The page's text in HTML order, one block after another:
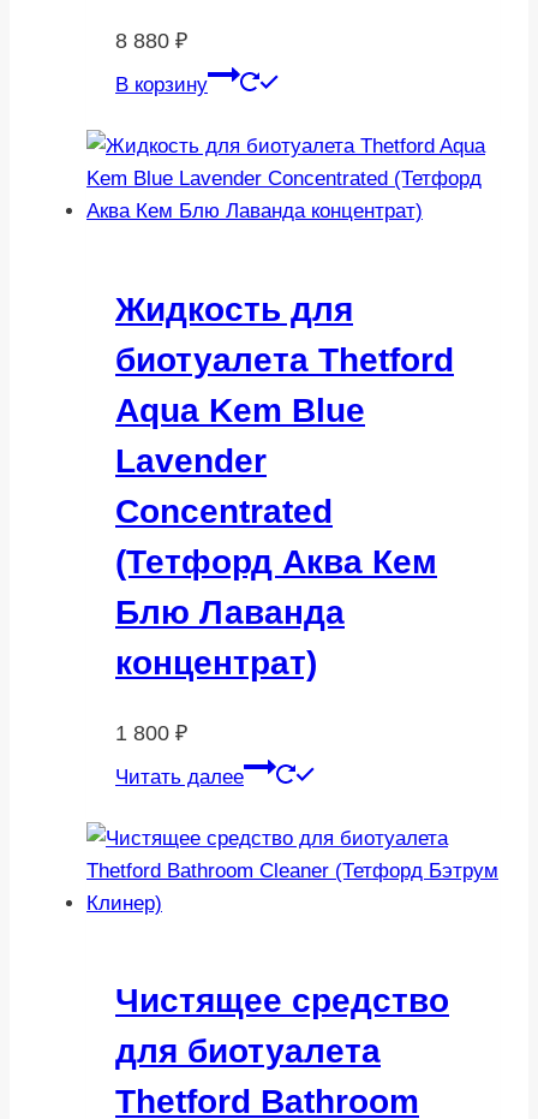
8 880 ₽
В корзину
Жидкость для
биотуалета Thetford
Aqua Kem Blue
Lavender
Concentrated
(Тетфорд Аква Кем
Блю Лаванда
концентрат)
1 800 ₽
Читать далее
Чистящее средство
для биотуалета
Thetford Bathroom